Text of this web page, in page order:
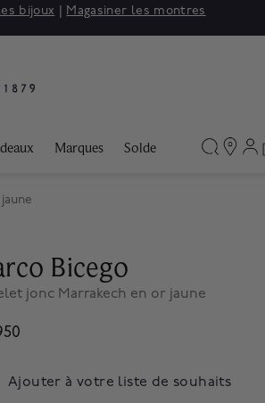
bijoux | Magasiner les montres
Marques Solde
Bicego
jonc Marrakech en or jaune
Ajouter à votre liste de souhaits